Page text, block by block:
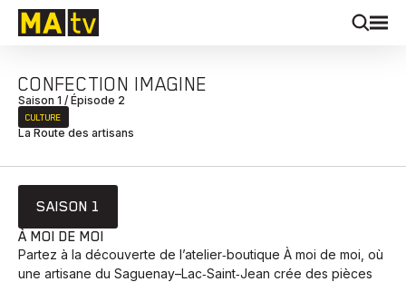
CONFECTION IMAGINE
Saison 1 / Épisode 2
CULTURE
La Route des artisans
SAISON 1
À MOI DE MOI
Partez à la découverte de l’atelier‑boutique À moi de moi, où
une artisane du Saguenay–Lac‑Saint‑Jean crée des pièces